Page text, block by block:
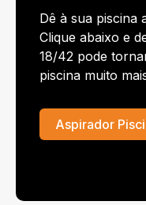
Dê à sua piscina
Clique abaixo e
18/42 pode
piscina muito
Aspirador